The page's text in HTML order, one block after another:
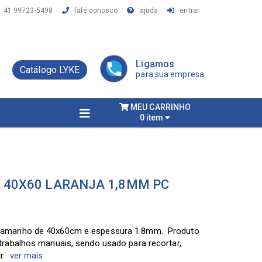
41 99723-5498 fale conosco ajuda entrar
Ligamos
para sua empresa
Catálogo LYKE
MEU CARRINHO
0 item
40X60 LARANJA 1,8MM PC
de 40x60cm e espessura 1.8mm. Produto
manuais, sendo usado para recortar,
ver mais